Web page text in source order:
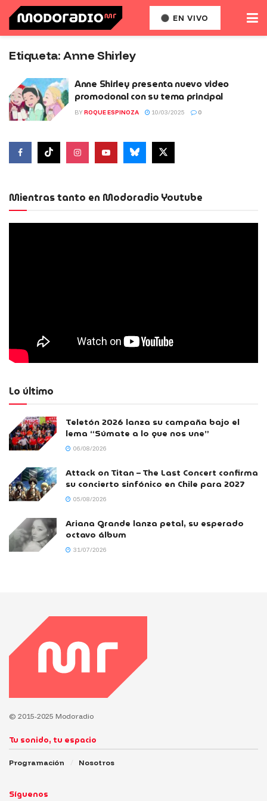
EN VIVO
Etiqueta: Anne Shirley
Anne Shirley presenta nuevo video
promocional con su tema principal
BY ROQUE ESPINOZA 10/03/2025 0
Mientras tanto en Modoradio Youtube
Lo último
Teletón 2026 lanza su campaña bajo el
lema “Súmate a lo que nos une”
06/08/2026
Attack on Titan – The Last Concert confirma
su concierto sinfónico en Chile para 2027
05/08/2026
Ariana Grande lanza petal, su esperado
octavo álbum
31/07/2026
© 2015-2025 Modoradio
Tu sonido, tu espacio
Programación Nosotros
Síguenos